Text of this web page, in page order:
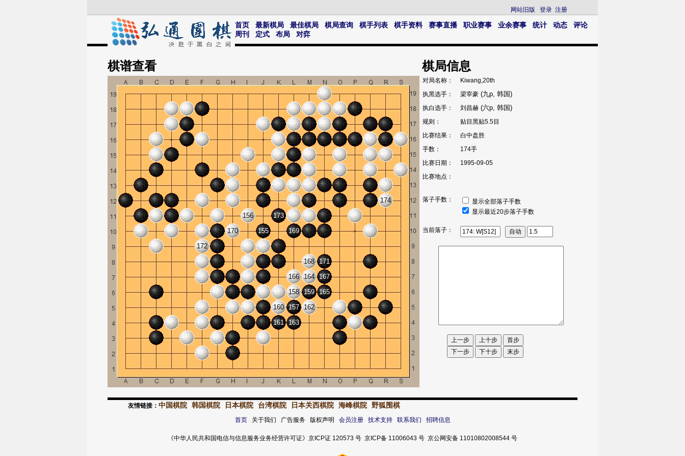
网站旧版 登录 注册
首页 最新棋局 最佳棋局 棋局查询 棋手列表 棋手资料 赛事直播 职业赛事 业余赛事 统计 动态
评论
周刊
定式 布局 对弈
棋谱查看
155
156
157
158 159
160
161
162
163
164
165
166 167
168
169
170
171
172
173
174
棋局信息
对局名称：
Kiwang,20th
执黑选手：
梁宰豪 (九p, 韩国)
执白选手： 刘昌赫 (六p, 韩国)
规则：
贴目黑贴5.5目
比赛结果：
白中盘胜
手数：
174手
比赛日期：
1995-09-05
比赛地点：
落子手数：
显示全部落子手数
显示最近20步落子手数
当前落子：
友情链接： 中国棋院 韩国棋院 日本棋院 台湾棋院 日本关西棋院 海峰棋院 野狐围棋
首页关于我们 广告服务 版权声明 会员注册 技术支持 联系我们 招聘信息
《中华人民共和国电信与信息服务业务经营许可证》京ICP证 120573 号 京ICP备 11006043 号 京公网安备 11010802008544 号